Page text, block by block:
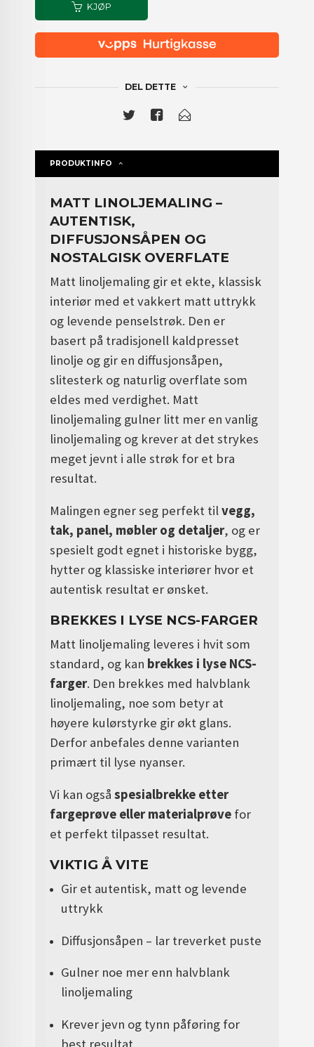
KJØP
DEL DETTE
PRODUKTINFO
MATT LINOLJEMALING –
AUTENTISK,
DIFFUSJONSÅPEN OG
NOSTALGISK OVERFLATE
Matt linoljemaling gir et ekte, klassisk
interiør med et vakkert matt uttrykk
og levende penselstrøk. Den er
basert på tradisjonell kaldpresset
linolje og gir en diffusjonsåpen,
slitesterk og naturlig overflate som
eldes med verdighet. Matt
linoljemaling gulner litt mer en vanlig
linoljemaling og krever at det strykes
meget jevnt i alle strøk for et bra
resultat.
Malingen egner seg perfekt tilvegg,
tak, panel, møbler og detaljer, og er
spesielt godt egnet i historiske bygg,
hytter og klassiske interiører hvor et
autentisk resultat er ønsket.
BREKKES I LYSE NCS-FARGER
Matt linoljemaling leveres i hvit som
standard, og kan brekkes i lyse NCS-
farger. Den brekkes med halvblank
linoljemaling, noe som betyr at
høyere kulørstyrke gir økt glans.
Derfor anbefales denne varianten
primært til lyse nyanser.
Vi kan ogsåspesialbrekke etter
fargeprøve eller materialprøve for
et perfekt tilpasset resultat.
VIKTIG Å VITE
Gir et autentisk, matt og levende
uttrykk
Diffusjonsåpen – lar treverket puste
Gulner noe mer enn halvblank
linoljemaling
Krever jevn og tynn påføring for
best resultat